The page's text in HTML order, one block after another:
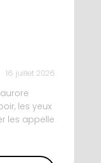
16 juillet 2026
les yeux
les appelle